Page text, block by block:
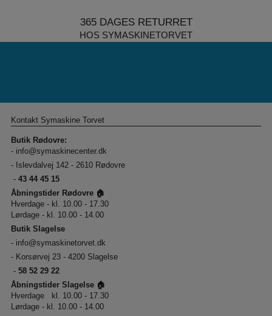
365 DAGES RETURRET
HOS SYMASKINETORVET
Kontakt Symaskine Torvet
Butik Rødovre:
- info@symaskinecenter.dk
- Islevdalvej 142 - 2610 Rødovre
- 43 44 45 15
Åbningstider Rødovre 🏠
Hverdage - kl. 10.00 - 17.30
Lørdage - kl. 10.00 - 14.00
Butik Slagelse
- info@symaskinetorvet.dk
- Korsørvej 23 - 4200 Slagelse
- 58 52 29 22
Åbningstider Slagelse 🏠
Hverdage kl. 10.00 - 17.30
Lørdage - kl. 10.00 - 14.00